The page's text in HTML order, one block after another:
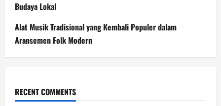
Budaya Lokal
Alat Musik Tradisional yang Kembali Populer dalam
Aransemen Folk Modern
RECENT COMMENTS